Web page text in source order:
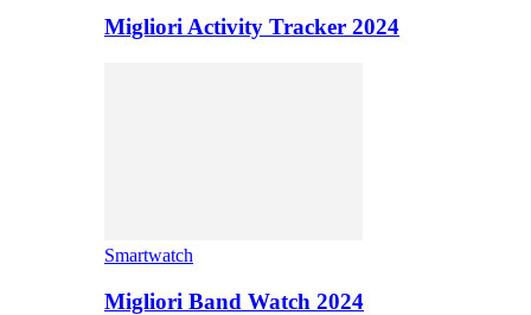
Migliori Activity Tracker 2024
Smartwatch
Migliori Band Watch 2024